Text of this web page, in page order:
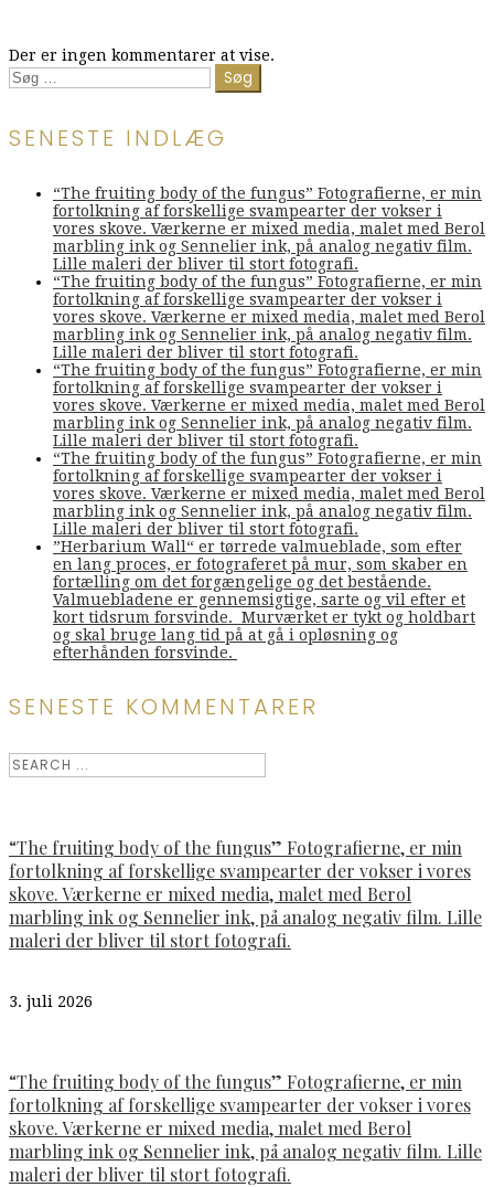
Der er ingen kommentarer at vise.
Søg
efter:
SENESTE INDLÆG
“The fruiting body of the fungus” Fotografierne, er min
fortolkning af forskellige svampearter der vokser i
vores skove. Værkerne er mixed media, malet med Berol
marbling ink og Sennelier ink, på analog negativ film.
Lille maleri der bliver til stort fotografi.
“The fruiting body of the fungus” Fotografierne, er min
fortolkning af forskellige svampearter der vokser i
vores skove. Værkerne er mixed media, malet med Berol
marbling ink og Sennelier ink, på analog negativ film.
Lille maleri der bliver til stort fotografi.
“The fruiting body of the fungus” Fotografierne, er min
fortolkning af forskellige svampearter der vokser i
vores skove. Værkerne er mixed media, malet med Berol
marbling ink og Sennelier ink, på analog negativ film.
Lille maleri der bliver til stort fotografi.
“The fruiting body of the fungus” Fotografierne, er min
fortolkning af forskellige svampearter der vokser i
vores skove. Værkerne er mixed media, malet med Berol
marbling ink og Sennelier ink, på analog negativ film.
Lille maleri der bliver til stort fotografi.
”Herbarium Wall“ er tørrede valmueblade, som efter
en lang proces, er fotograferet på mur, som skaber en
fortælling om det forgængelige og det bestående.
Valmuebladene er gennemsigtige, sarte og vil efter et
kort tidsrum forsvinde. Murværket er tykt og holdbart
og skal bruge lang tid på at gå i opløsning og
efterhånden forsvinde.
SENESTE KOMMENTARER
“The fruiting body of the fungus” Fotografierne, er min
fortolkning af forskellige svampearter der vokser i vores
skove. Værkerne er mixed media, malet med Berol
marbling ink og Sennelier ink, på analog negativ film. Lille
maleri der bliver til stort fotografi.
3. juli 2026
“The fruiting body of the fungus” Fotografierne, er min
fortolkning af forskellige svampearter der vokser i vores
skove. Værkerne er mixed media, malet med Berol
marbling ink og Sennelier ink, på analog negativ film. Lille
maleri der bliver til stort fotografi.